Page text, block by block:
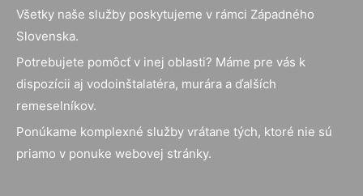
Všetky naše služby poskytujeme v rámci Západného
Slovenska.
Potrebujete pomôcť v inej oblasti? Máme pre vás k
dispozícii aj vodoinštalatéra, murára a ďalších
remeselníkov.
Ponúkame komplexné služby vrátane tých, ktoré nie sú
priamo v ponuke webovej stránky.